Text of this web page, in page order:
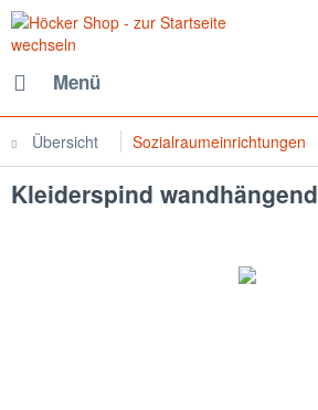
Menü
Übersicht Sozialraumeinrichtungen
Kleiderspind wandhängend